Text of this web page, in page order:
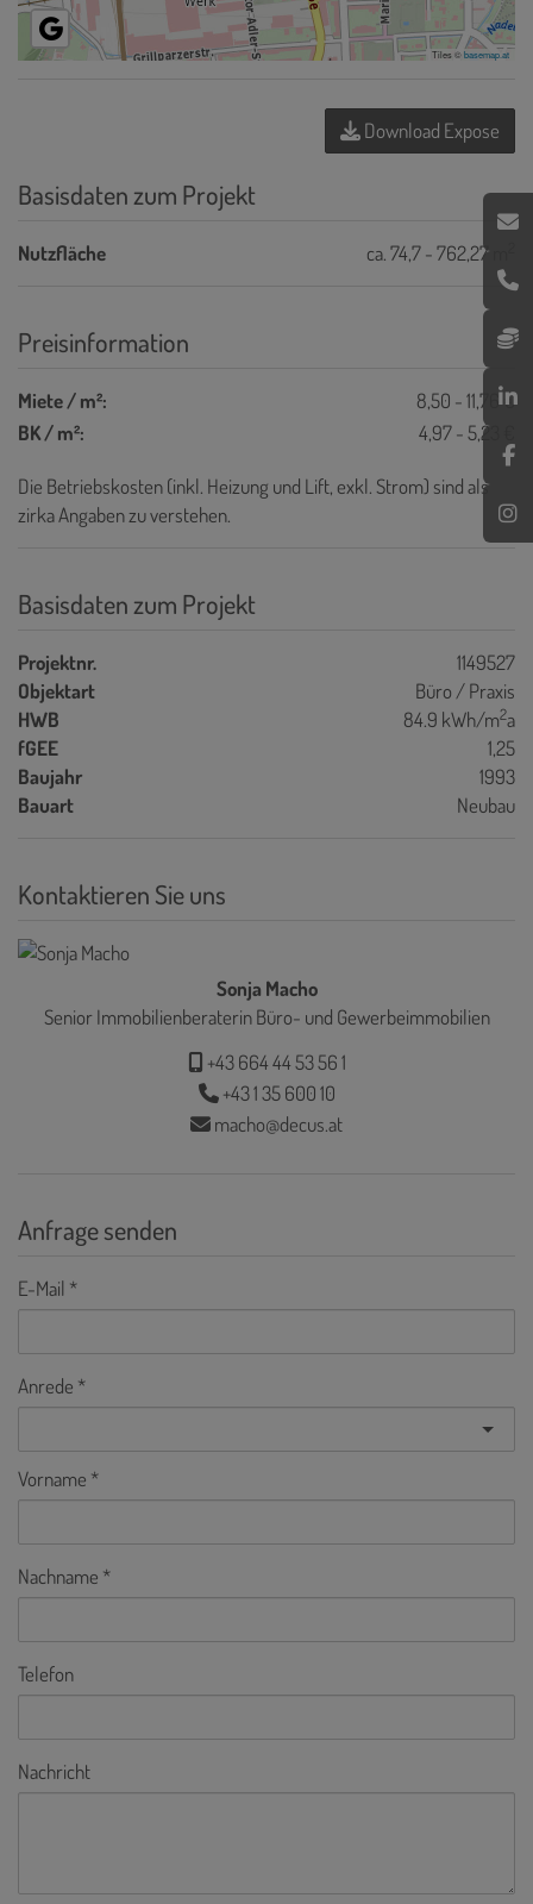
Tiles ©basemap.at
Download Expose
Basisdaten zum Projekt
Nutzfläche ca. 74,7 - 762,27 m
Preisinformation
Miete / m²:
8,50 - 11,76 €
BK / m²:
4,97 - 5,23 €
Die Betriebskosten (inkl. Heizung und Lift, exkl. Strom) sind als
zirka Angaben zu verstehen.
Basisdaten zum Projekt
Projektnr.
1149527
Objektart
Büro / Praxis
HWB
84.9 kWh/m2a
fGEE
1,25
Baujahr
1993
Bauart
Neubau
Kontaktieren Sie uns
Sonja Macho
Senior Immobilienberaterin Büro- und Gewerbeimmobilien
+43 664 44 53 56 1
+43 1 35 600 10
macho@decus.at
Anfrage senden
E-Mail
Anrede
Vorname
Nachname
Telefon
Nachricht